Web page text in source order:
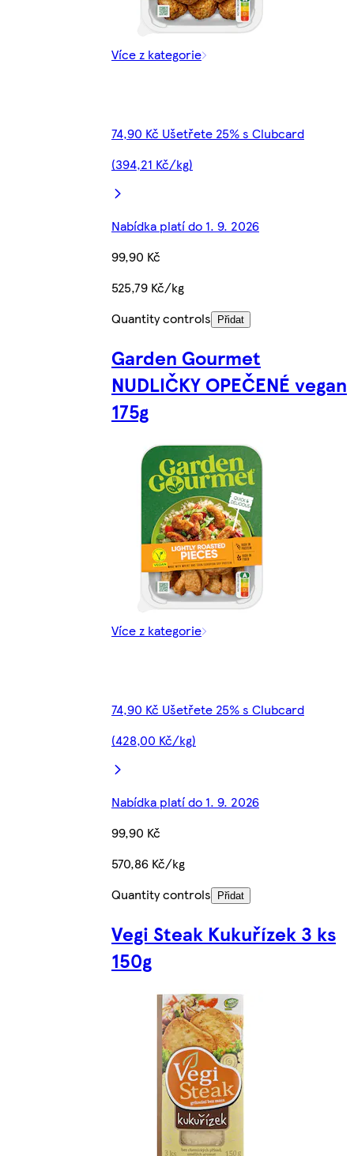
Více z kategorie
74,90 Kč Ušetřete 25% s Clubcard
(394,21 Kč/kg)
Nabídka platí do 1. 9. 2026
99,90 Kč
525,79 Kč/kg
Quantity controls
Přidat
Garden Gourmet
NUDLIČKY OPEČENÉ vegan
175g
Více z kategorie
74,90 Kč Ušetřete 25% s Clubcard
(428,00 Kč/kg)
Nabídka platí do 1. 9. 2026
99,90 Kč
570,86 Kč/kg
Quantity controls
Přidat
Vegi Steak Kukuřízek 3 ks
150g